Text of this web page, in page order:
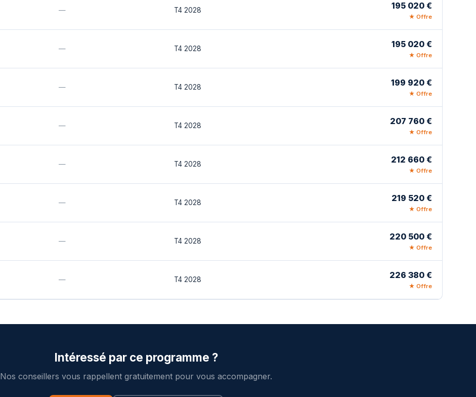
— T4 2028 195 020 €
★ Offre
— T4 2028 195 020 €
★ Offre
— T4 2028 199 920 €
★ Offre
— T4 2028 207 760 €
★ Offre
— T4 2028 212 660 €
★ Offre
— T4 2028 219 520 €
★ Offre
— T4 2028 220 500 €
★ Offre
— T4 2028 226 380 €
★ Offre
Intéressé par ce programme ?
Nos conseillers vous rappellent gratuitement pour vous accompagner.